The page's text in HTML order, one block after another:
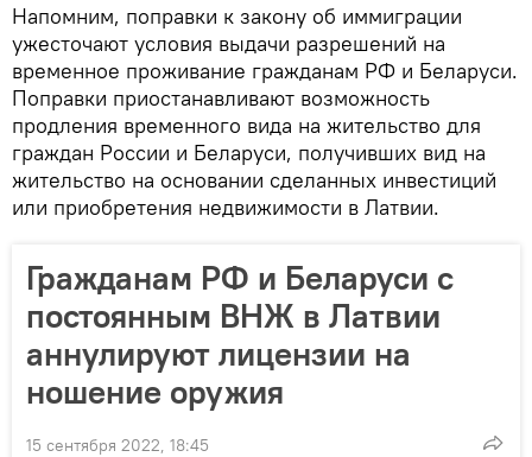
Напомним, поправки к закону об иммиграции
ужесточают условия выдачи разрешений на
временное проживание гражданам РФ и Беларуси.
Поправки приостанавливают возможность
продления временного вида на жительство для
граждан России и Беларуси, получивших вид на
жительство на основании сделанных инвестиций
или приобретения недвижимости в Латвии.
Гражданам РФ и Беларуси с
постоянным ВНЖ в Латвии
аннулируют лицензии на
ношение оружия
15 сентября 2022, 18:45